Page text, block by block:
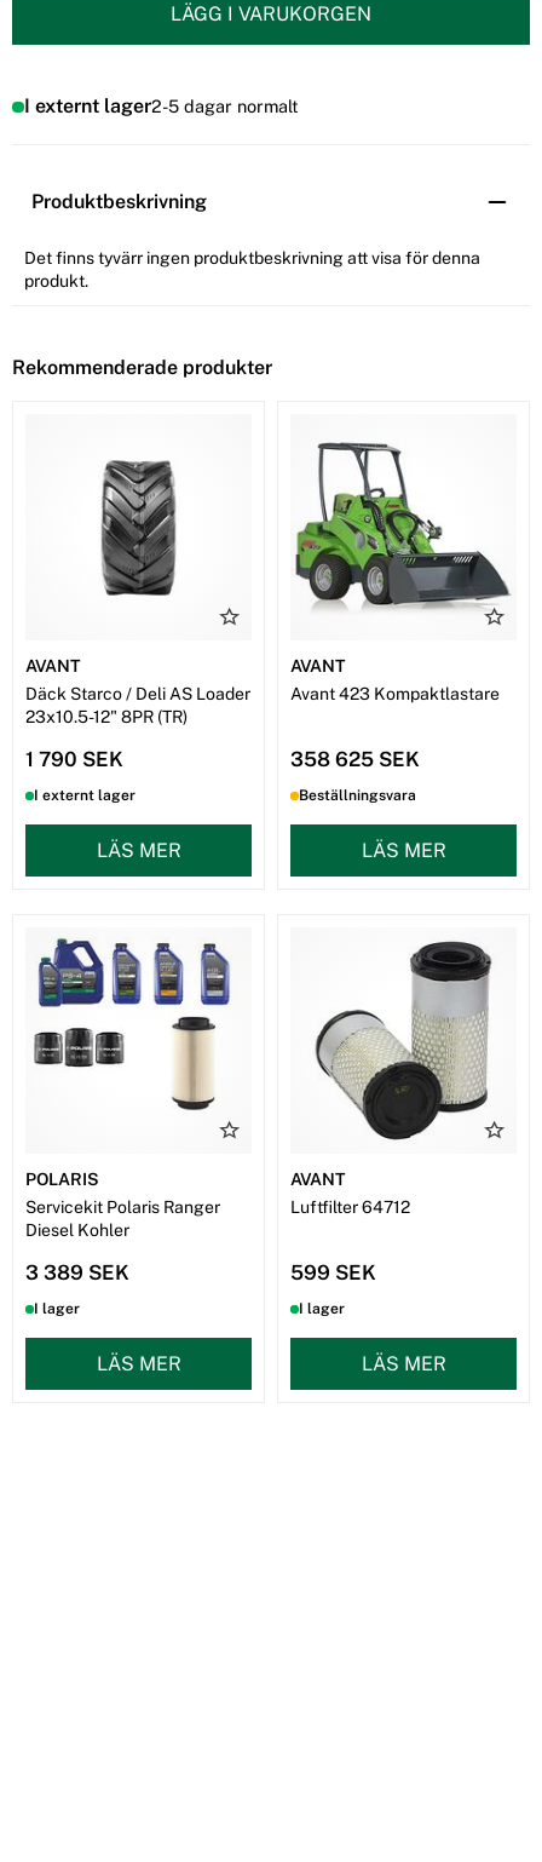
LÄGG I VARUKORGEN
I externt lager2-5 dagar normalt
Produktbeskrivning
Det finns tyvärr ingen produktbeskrivning att visa för denna
produkt.
Rekommenderade produkter
AVANT
Däck Starco / Deli AS Loader
23x10.5-12" 8PR (TR)
1 790 SEK
I externt lager
LÄS MER
AVANT
Avant 423 Kompaktlastare
358 625 SEK
Beställningsvara
LÄS MER
POLARIS
Servicekit Polaris Ranger
Diesel Kohler
3 389 SEK
I lager
LÄS MER
AVANT
Luftfilter 64712
599 SEK
I lager
LÄS MER